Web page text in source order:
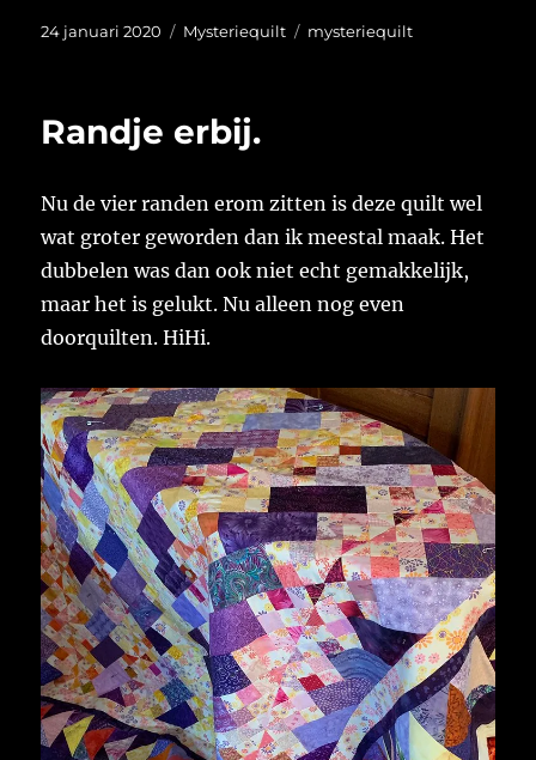
Geplaatst
24 januari 2020 Categorieën
Mysteriequilt Tags
mysteriequilt
Randje erbij.
Nu de vier randen erom zitten is deze quilt wel
wat groter geworden dan ik meestal maak. Het
dubbelen was dan ook niet echt gemakkelijk,
maar het is gelukt. Nu alleen nog even
doorquilten. HiHi.